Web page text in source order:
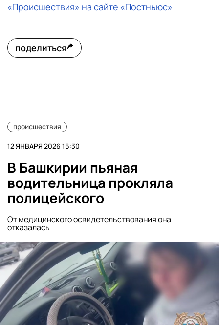
«Происшествия» на сайте «Постньюс»
поделиться
происшествия
12 ЯНВАРЯ 2026 16:30
В Башкирии пьяная
водительница прокляла
полицейского
От медицинского освидетельствования она
отказалась